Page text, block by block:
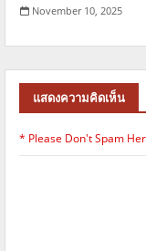
November 10, 2025
แสดงความคิดเห็น
* Please Don't Spam